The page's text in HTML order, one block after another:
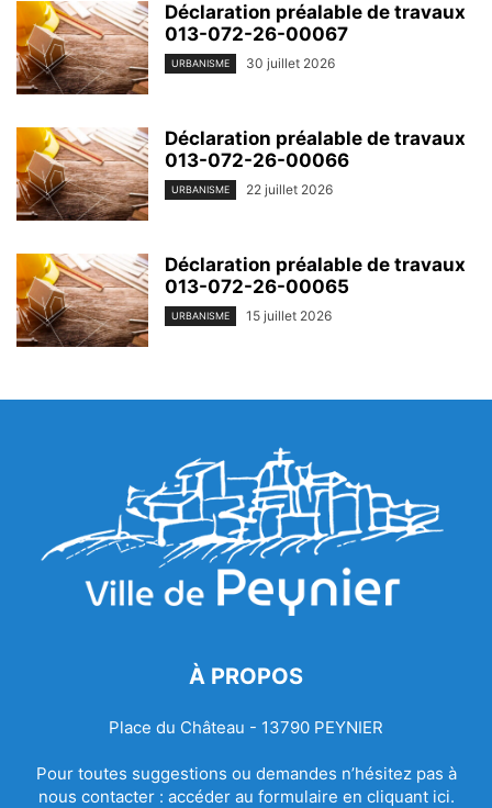
Déclaration préalable de travaux
013-072-26-00067
URBANISME 30 juillet 2026
Déclaration préalable de travaux
013-072-26-00066
URBANISME 22 juillet 2026
Déclaration préalable de travaux
013-072-26-00065
URBANISME 15 juillet 2026
À PROPOS
Place du Château - 13790 PEYNIER
Pour toutes suggestions ou demandes n’hésitez pas à
nous contacter : accéder au formulaire en cliquant ici.